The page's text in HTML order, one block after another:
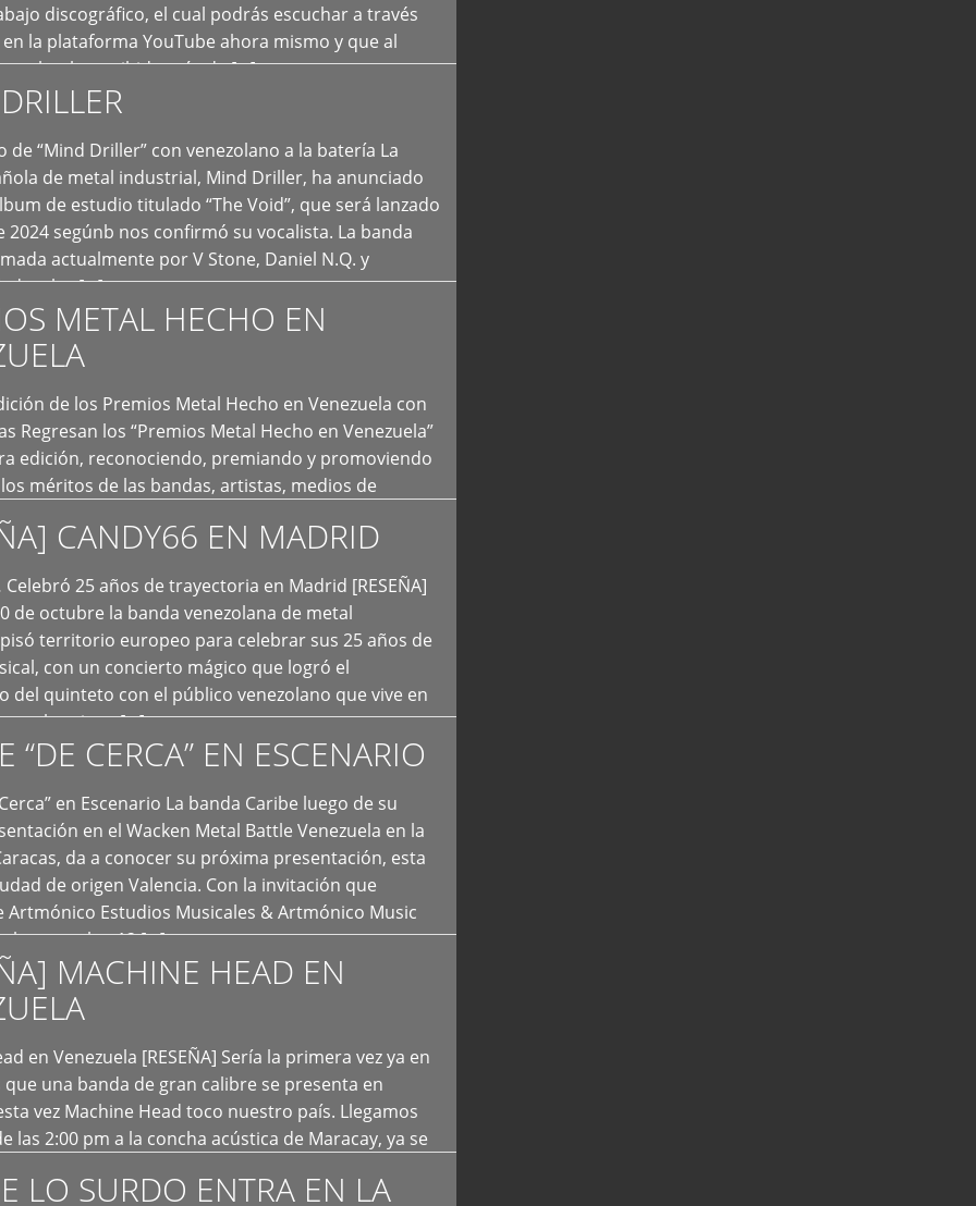
discográfico, el cual podrás escuchar a través
la plataforma YouTube ahora mismo y que al
ya ha recibido más de […]
de “Mind Driller” con venezolano a la batería La
de metal industrial, Mind Driller, ha anunciado
de estudio titulado “The Void”, que será lanzado
2024 segúnb nos confirmó su vocalista. La banda
actualmente por V Stone, Daniel N.Q. y
a las […]
METAL HECHO EN
de los Premios Metal Hecho en Venezuela con
Regresan los “Premios Metal Hecho en Venezuela”
edición, reconociendo, premiando y promoviendo
méritos de las bandas, artistas, medios de
tendencias del metal y […]
CANDY66 EN MADRID
Celebró 25 años de trayectoria en Madrid [RESEÑA]
de octubre la banda venezolana de metal
territorio europeo para celebrar sus 25 años de
con un concierto mágico que logró el
del quinteto con el público venezolano que vive en
que los sigue […]
“DE CERCA” EN ESCENARIO
en Escenario La banda Caribe luego de su
en el Wacken Metal Battle Venezuela en la
da a conocer su próxima presentación, esta
de origen Valencia. Con la invitación que
Artmónico Estudios Musicales & Artmónico Music
cumplen 12 […]
MACHINE HEAD EN
en Venezuela [RESEÑA] Sería la primera vez ya en
una banda de gran calibre se presenta en
vez Machine Head toco nuestro país. Llegamos
las 2:00 pm a la concha acústica de Maracay, ya se
LO SURDO ENTRA EN LA